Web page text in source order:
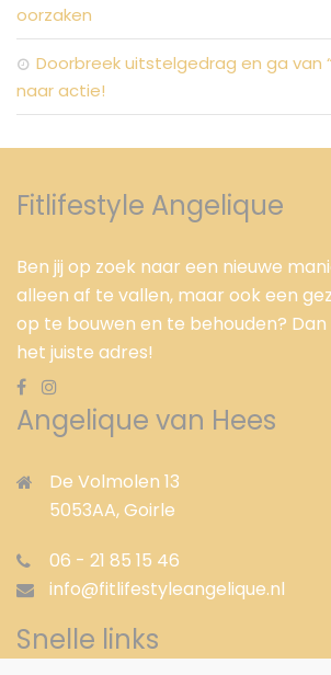
oorzaken
Doorbreek uitstelgedrag en ga van
naar actie!
Fitlifestyle Angelique
Ben jij op zoek naar een nieuwe
alleen af te vallen, maar ook een
op te bouwen en te behouden?
het juiste adres!
Angelique van Hees
De Volmolen 13
5053AA,Goirle
06 - 21 85 15 46
info@fitlifestyleangelique.nl
Snelle links